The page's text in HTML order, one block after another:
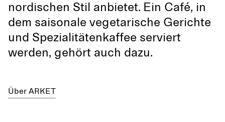
nordischen Stil anbietet. Ein Café, in
dem saisonale vegetarische Gerichte
und Spezialitätenkaffee serviert
werden, gehört auch dazu.
Über ARKET